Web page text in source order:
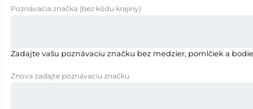
Poznávacia značka (bez kódu krajiny)
Zadajte vašu poznávaciu značku bez medzier, pomlčiek a
Znova zadajte poznávaciu značku